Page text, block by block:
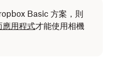
Basic 方案，則
用程式才能使用相機